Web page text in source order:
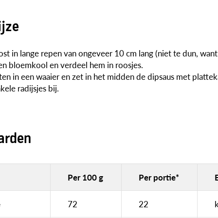
in lange repen van ongeveer 10 cm lang (niet te dun,
bloemkool en verdeel hem in roosjes.
in een waaier en zet in het midden de dipsaus met
radijsjes bij.
Per 100 g Per portie*
72 22